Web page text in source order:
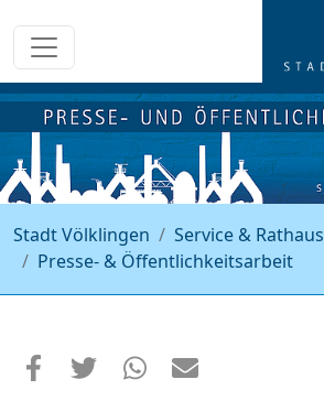
Stadt Völklingen Service & Rathaus
Presse- & Öffentlichkeitsarbeit